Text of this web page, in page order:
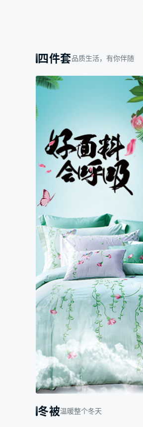
四件套品质生活，有你伴随
冬被温暖整个冬天